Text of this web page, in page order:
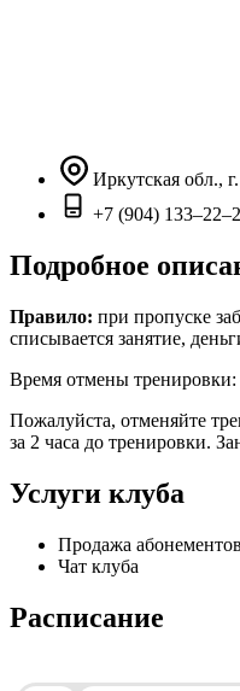
Иркутская обл.,
+7 (904)
Подробное
Правило: при пропуске
списывается занятие,
Время отмены тренировки:
Пожалуйста, отменяйте
за 2 часа до тренировки.
Услуги клуба
Продажа абонементов
Чат клуба
Расписание